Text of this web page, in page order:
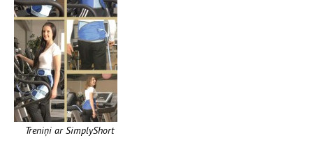
Treniņi ar SimplyShort